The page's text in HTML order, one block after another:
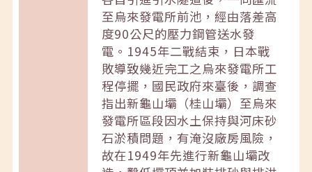
至烏來發電所前池，經由落差高
度90公尺的壓力鋼管送水發
電。1945年二戰結束，日本戰
敗導致幾近完工之烏來發電所工
程停擺，國民政府來臺後，調查
指出新龜山壩（桂山壩）至烏來
發電所區段因水土保持與河床砂
石淤積問題，有淹沒廠房風險，
故在1949年先進行新龜山壩改